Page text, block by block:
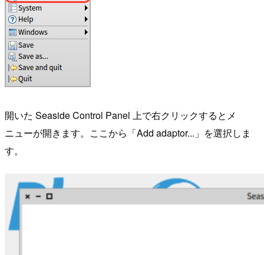
開いた Seaside Control Panel 上で右クリックするとメ
ニューが開きます。ここから「Add adaptor...」を選択しま
す。